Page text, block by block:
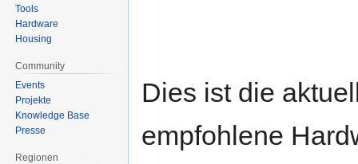
Dies ist die
empfohlene
Tools
Hardware
Housing
Community
Events
Projekte
Knowledge Base
Presse
Regionen